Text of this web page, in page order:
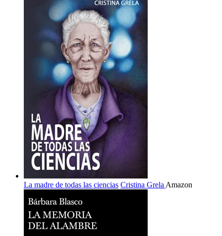
La madre de todas las ciencias Cristina Grela Amazon